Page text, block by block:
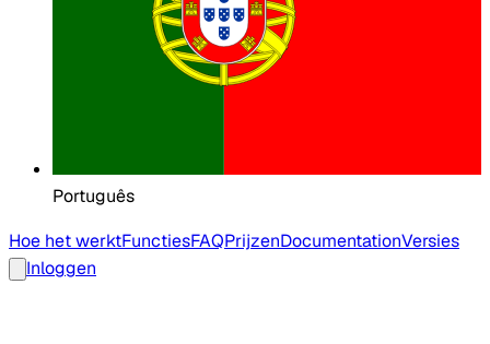
Português
Hoe het werktFunctiesFAQPrijzenDocumentationVersies
Inloggen